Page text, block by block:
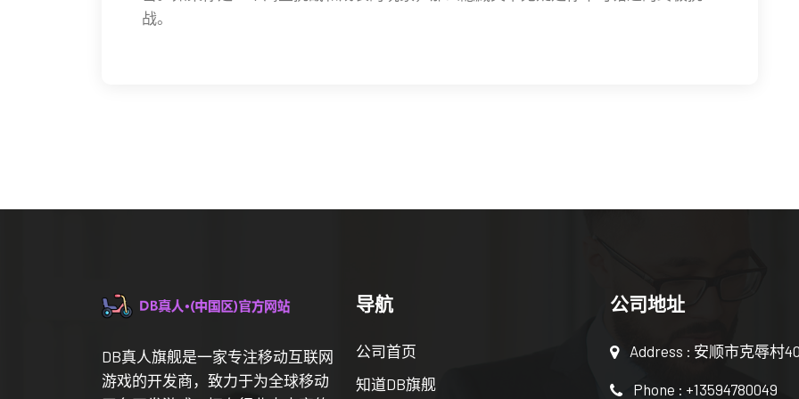
战。
DB真人旗舰是一家专注移动互联网
游戏的开发商，致力于为全球移动
导航
公司首页
知道DB旗舰
公司地址
Address : 安顺市克辱村
Phone : +13594780049